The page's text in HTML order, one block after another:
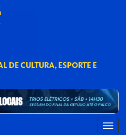
DE CULTURA, ESPORTE E